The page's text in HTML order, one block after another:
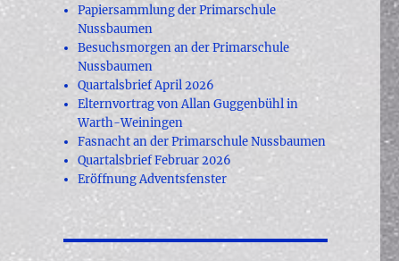
Papiersammlung der Primarschule
Nussbaumen
Besuchsmorgen an der Primarschule
Nussbaumen
Quartalsbrief April 2026
Elternvortrag von Allan Guggenbühl in
Warth-Weiningen
Fasnacht an der Primarschule Nussbaumen
Quartalsbrief Februar 2026
Eröffnung Adventsfenster